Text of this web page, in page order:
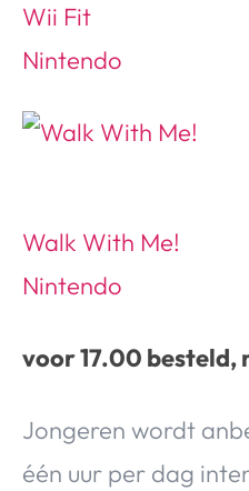
Wii Fit
Nintendo
Walk With Me!
Nintendo
voor 17.00 besteld,
Jongeren wordt
één uur per dag